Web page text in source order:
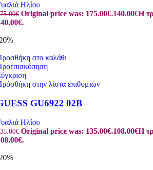
Ηλίου
€ Original price was: 175.00€.140.00€Η
στο καλάθι
στην λίστα επιθυμιών
GU6922 02B
Ηλίου
€ Original price was: 135.00€.108.00€Η